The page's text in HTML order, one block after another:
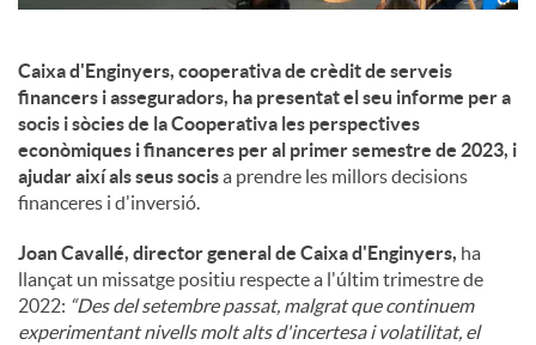
Caixa d'Enginyers, cooperativa de crèdit de serveis
financers i asseguradors, ha presentat el seu informe per a
socis i sòcies de la Cooperativa les perspectives
econòmiques i financeres per al primer semestre de 2023, i
ajudar així als seus socisa prendre les millors decisions
financeres i d'inversió.
Joan Cavallé, director general de Caixa d'Enginyers, ha
llançat un missatge positiu respecte a l'últim trimestre de
2022: “Des del setembre passat, malgrat que continuem
experimentant nivells molt alts d'incertesa i volatilitat, el